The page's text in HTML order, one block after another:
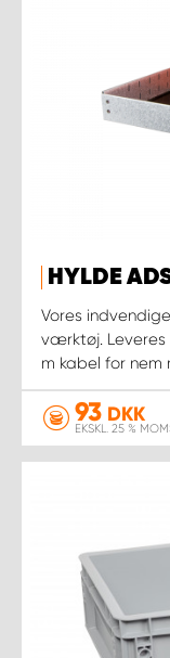
HYLDE
Vores
værktøj.
m kabel for nem
93 DKK
EKSKL. 25 %